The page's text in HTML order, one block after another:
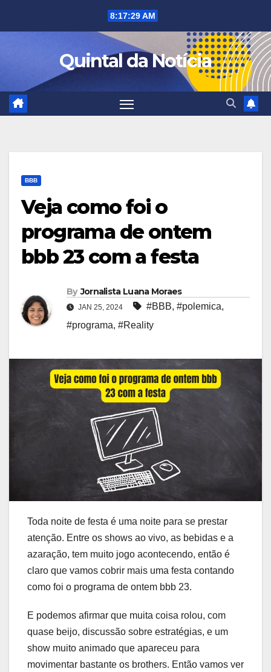
8:17:30 AM
Quintal da Notícia
BBB
Veja como foi o
programa de ontem
bbb 23 com a festa
By Jornalista Luana Moraes
JAN 25, 2024 #BBB, #polemica,
#programa, #Reality
Toda noite de festa é uma noite para se prestar
atenção. Entre os shows ao vivo, as bebidas e a
azaração, tem muito jogo acontecendo, então é
claro que vamos cobrir mais uma festa contando
como foi o programa de ontem bbb 23.
E podemos afirmar que muita coisa rolou, com
quase beijo, discussão sobre estratégias, e um
show muito animado que apareceu para
movimentar bastante os brothers. Então vamos ver